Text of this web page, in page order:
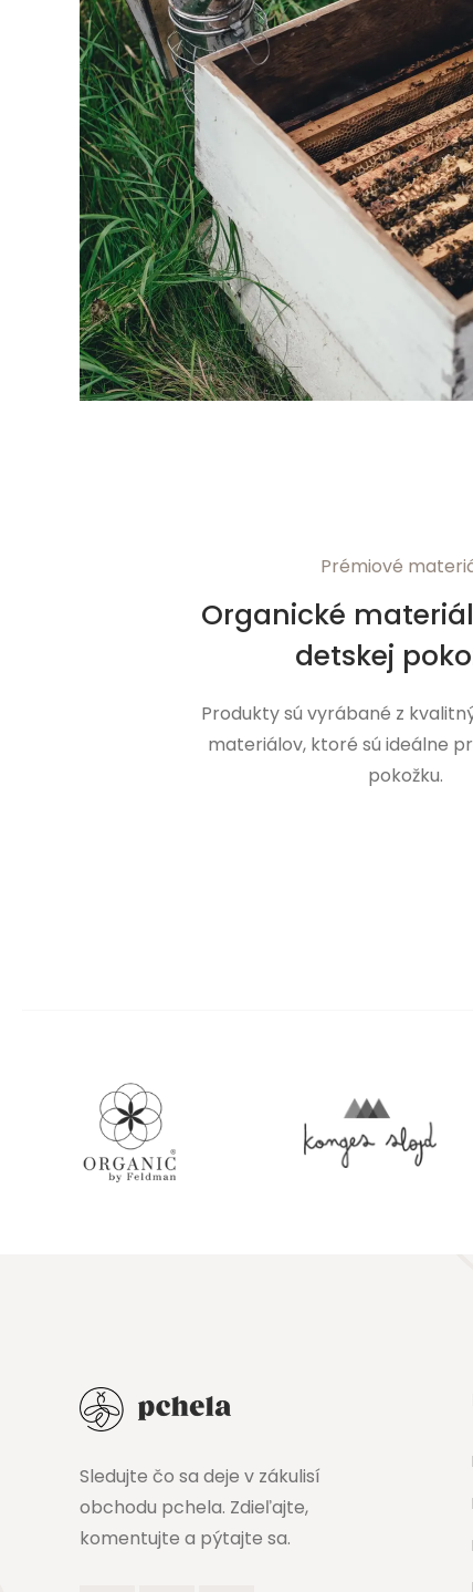
Prémiové
Organické
detskej
Produkty sú vyrábané z
materiálov, ktoré sú ideálne
pokožku.
Sledujte čo sa deje v zákulisí
obchodu pchela. Zdieľajte,
komentujte a pýtajte sa.